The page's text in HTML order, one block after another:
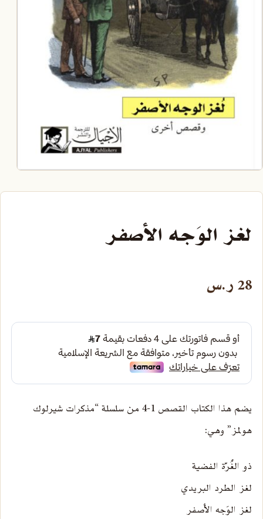
لغز الوَجه الأصفر
28ر.س
يضم هذا الكتاب القصص 1-4 من سلسلة “مذكرات شيرلوك
هولمز” وهي:
ذو الغُرّة الفضية
لغز الطرد البريدي
لغز الوَجه الأصفر